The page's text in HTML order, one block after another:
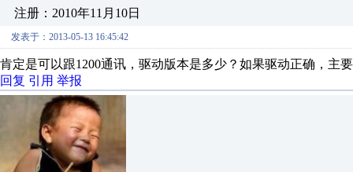
注册：2010年11月10日
发表于：2013-05-13 16:45:42
肯定是可以跟1200通讯，驱动版本是多少？如果驱动正确，主
回复 引用 举报